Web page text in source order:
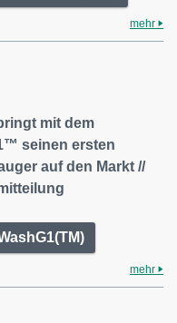
mehr
mit dem
seinen ersten
auf den Markt //
mehr